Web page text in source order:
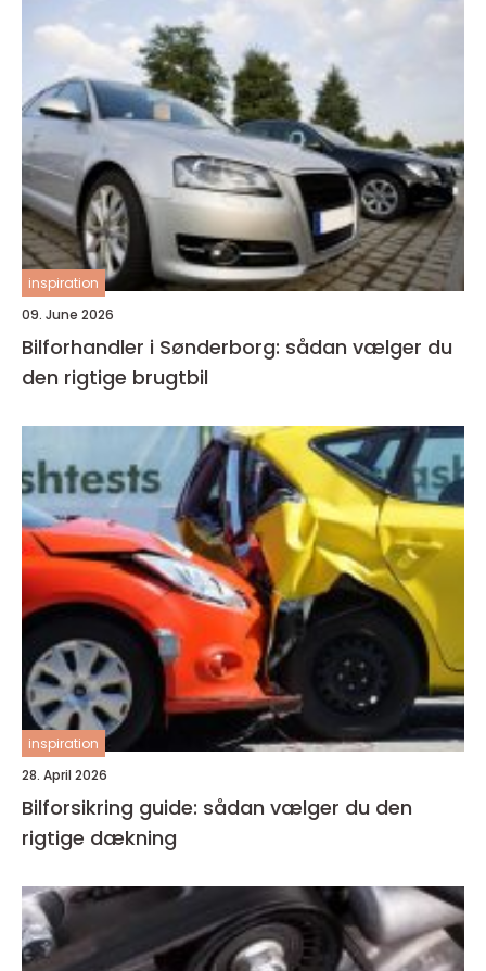
inspiration
09. June 2026
Bilforhandler i Sønderborg: sådan vælger du
den rigtige brugtbil
inspiration
28. April 2026
Bilforsikring guide: sådan vælger du den
rigtige dækning